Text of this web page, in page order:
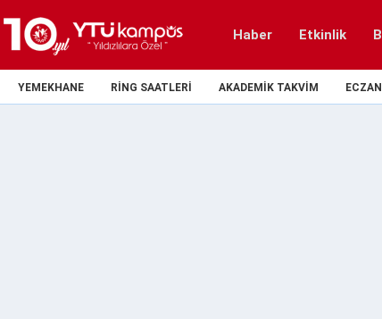
Haber Etkinlik
YEMEKHANE RING SAATLERI AKADEMIK TAKVIM